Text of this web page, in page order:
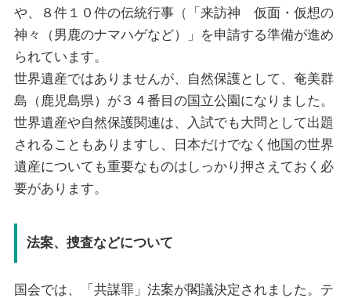
や、８件１０件の伝統行事（「来訪神 仮面・仮想の
神々（男鹿のナマハゲなど）」を申請する準備が進め
られています。
世界遺産ではありませんが、自然保護として、奄美群
島（鹿児島県）が３４番目の国立公園になりました。
世界遺産や自然保護関連は、入試でも大問として出題
されることもありますし、日本だけでなく他国の世界
遺産についても重要なものはしっかり押さえておく必
要があります。
法案、捜査などについて
国会では、「共謀罪」法案が閣議決定されました。テ